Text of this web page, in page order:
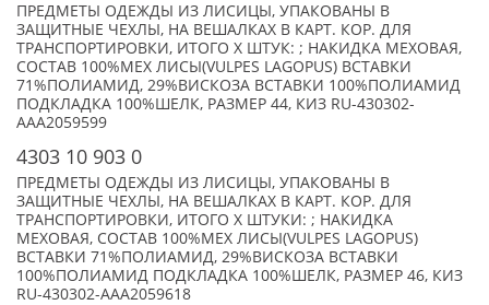
ПРЕДМЕТЫ ОДЕЖДЫ ИЗ ЛИСИЦЫ, УПАКОВАНЫ В
ЗАЩИТНЫЕ ЧЕХЛЫ, НА ВЕШАЛКАХ В КАРТ. КОР. ДЛЯ
ТРАНСПОРТИРОВКИ, ИТОГО X ШТУК: ; НАКИДКА МЕХОВАЯ,
СОСТАВ 100%МЕХ ЛИСЫ(VULPES LAGOPUS) ВСТАВКИ
71%ПОЛИАМИД, 29%ВИСКОЗА ВСТАВКИ 100%ПОЛИАМИД
ПОДКЛАДКА 100%ШЕЛК, РАЗМЕР 44, КИЗ RU-430302-
AAA2059599
4303 10 903 0
ПРЕДМЕТЫ ОДЕЖДЫ ИЗ ЛИСИЦЫ, УПАКОВАНЫ В
ЗАЩИТНЫЕ ЧЕХЛЫ, НА ВЕШАЛКАХ В КАРТ. КОР. ДЛЯ
ТРАНСПОРТИРОВКИ, ИТОГО X ШТУКИ: ; НАКИДКА
МЕХОВАЯ, СОСТАВ 100%МЕХ ЛИСЫ(VULPES LAGOPUS)
ВСТАВКИ 71%ПОЛИАМИД, 29%ВИСКОЗА ВСТАВКИ
100%ПОЛИАМИД ПОДКЛАДКА 100%ШЕЛК, РАЗМЕР 46, КИЗ
RU-430302-AAA2059618